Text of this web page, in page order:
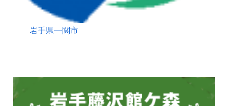
岩手県一関市